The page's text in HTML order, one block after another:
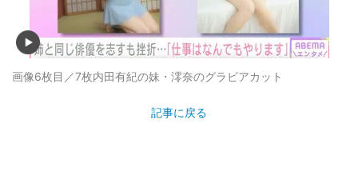
画像6枚目／7枚内田有紀の妹・澪奈のグラビアカット
記事に戻る